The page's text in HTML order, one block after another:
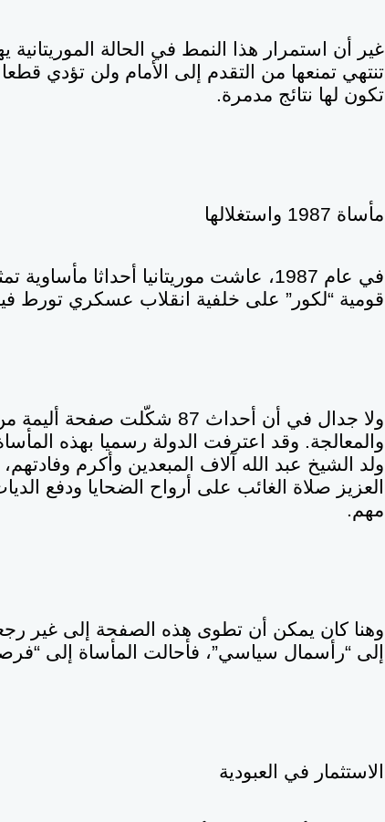
غير أن استمرار هذا النمط في الحالة الموريتانية
تنتهي تمنعها من التقدم إلى الأمام ولن تؤدي
تكون لها نتائج مدمرة.
مأساة 1987 واستغلالها
في عام 1987، عاشت موريتانيا أحداثا
قومية “لكور” على خلفية انقلاب عسكري
ولا جدال في أن أحداث 87 شكّلت
والمعالجة. وقد اعترفت الدولة رسميا بهذه
ولد الشيخ عبد الله آلاف المبعدين وأكرم
العزيز صلاة الغائب على أرواح الضحايا ودفع
مهم.
وهنا كان يمكن أن تطوى هذه الصفحة إلى غير
إلى “رأسمال سياسي”، فأحالت المأساة إلى
الاستثمار في العبودية